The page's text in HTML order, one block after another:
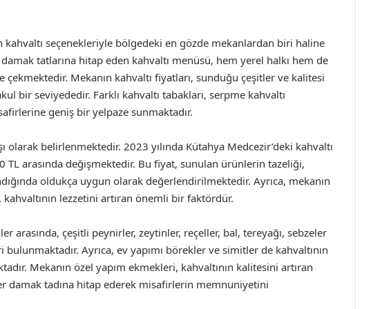
kahvaltı seçenekleriyle bölgedeki en gözde mekanlardan biri haline
tatlarına hitap eden kahvaltı menüsü, hem yerel halkı hem de
Mekanın kahvaltı fiyatları, sunduğu çeşitler ve kalitesi
bir seviyededir. Farklı kahvaltı tabakları, serpme kahvaltı
geniş bir yelpaze sunmaktadır.
olarak belirlenmektedir. 2023 yılında Kütahya Medcezir’deki kahvaltı
TL arasında değişmektedir. Bu fiyat, sunulan ürünlerin tazeliği,
oldukça uygun olarak değerlendirilmektedir. Ayrıca, mekanın
lezzetini artıran önemli bir faktördür.
arasında, çeşitli peynirler, zeytinler, reçeller, bal, tereyağı, sebzeler
Ayrıca, ev yapımı börekler ve simitler de kahvaltının
Mekanın özel yapım ekmekleri, kahvaltının kalitesini artıran
damak tadına hitap ederek misafirlerin memnuniyetini